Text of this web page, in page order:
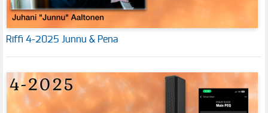
Riffi 4-2025 Junnu & Pena